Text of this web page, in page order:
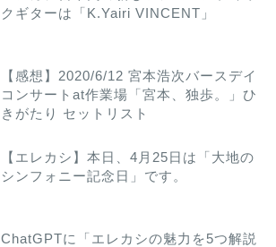
クギターは「K.Yairi VINCENT」
【感想】2020/6/12 宮本浩次バースデイ
コンサートat作業場「宮本、独歩。」ひ
きがたり セットリスト
【エレカシ】本日、4月25日は「大地の
シンフォニー記念日」です。
ChatGPTに「エレカシの魅力を5つ解説